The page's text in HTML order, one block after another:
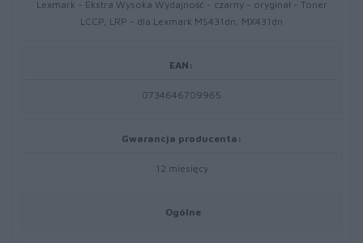
Lexmark - Ekstra Wysoka Wydajność - czarny - oryginał - Toner
LCCP, LRP - dla Lexmark MS431dn, MX431dn
EAN:
0734646709965
Gwarancja producenta:
12 miesięcy
Ogólne